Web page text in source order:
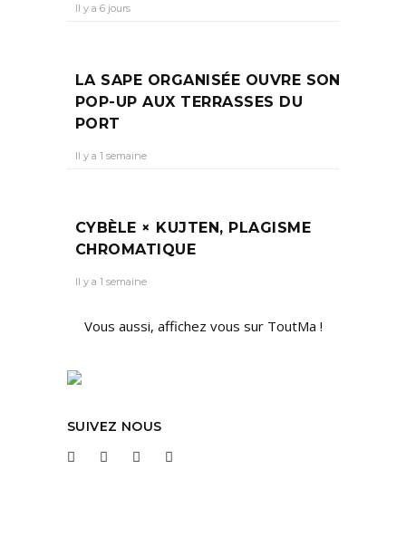
Il y a 6 jours
LA SAPE ORGANISÉE OUVRE SON
POP-UP AUX TERRASSES DU
PORT
Il y a 1 semaine
CYBÈLE × KUJTEN, PLAGISME
CHROMATIQUE
Il y a 1 semaine
Vous aussi, affichez vous sur ToutMa !
SUIVEZ NOUS